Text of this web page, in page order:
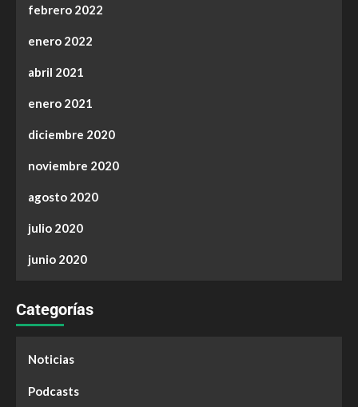
febrero 2022
enero 2022
abril 2021
enero 2021
diciembre 2020
noviembre 2020
agosto 2020
julio 2020
junio 2020
Categorías
Noticias
Podcasts